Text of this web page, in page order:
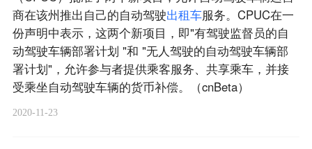
商在该州推出自己的自动驾驶出租车服务。CPUC在一
份声明中表示，这两个新项目，即"有驾驶监督员的自
动驾驶车辆部署计划 "和 "无人驾驶的自动驾驶车辆部
署计划"，允许参与者提供乘客服务、共享乘车，并接
受乘坐自动驾驶车辆的货币补偿。（cnBeta）
2020-11-23